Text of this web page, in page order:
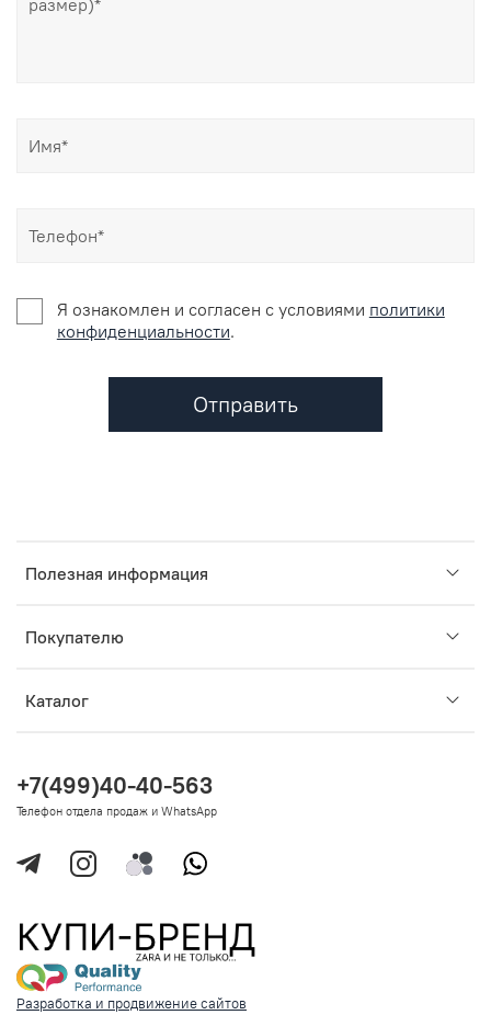
Я ознакомлен и согласен c условиями политики
конфиденциальности.
Отправить
Полезная информация
Покупателю
Каталог
+7(499)40-40-563
Телефон отдела продаж и WhatsApp
Разработка и продвижение сайтов